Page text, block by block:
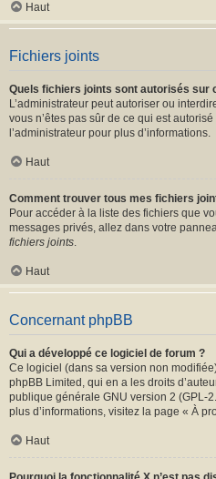
Haut
Fichiers joints
Quels fichiers joints sont autorisés sur
L’administrateur peut autoriser ou
vous n’êtes pas sûr de ce qui est
l’administrateur pour plus d’informations.
Haut
Comment trouver tous mes fichiers
Pour accéder à la liste des fichiers que
messages privés, allez dans votre
fichiers joints.
Haut
Concernant phpBB
Qui a développé ce logiciel de forum ?
Ce logiciel (dans sa version non
phpBB Limited , qui en a les droits
publique générale GNU version 2 (GPL-
plus d’informations, visitez la page « À
Haut